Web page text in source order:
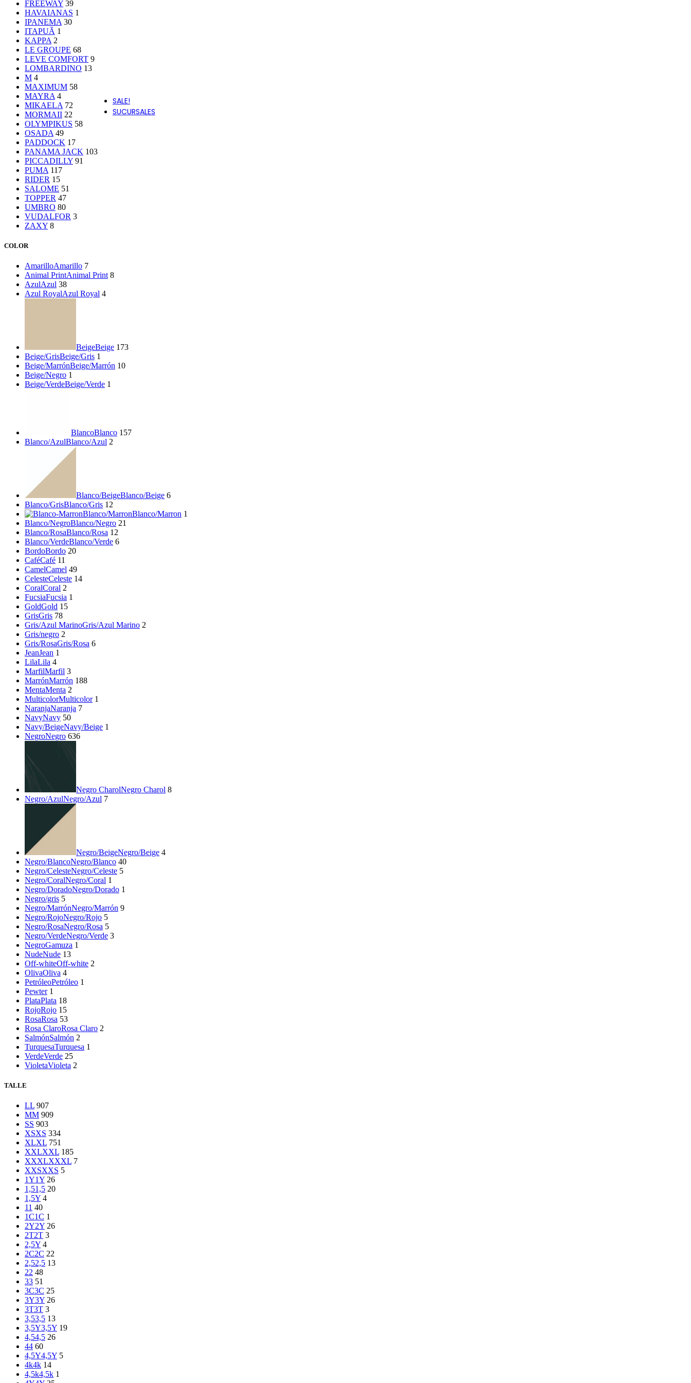
SALE!
SUCURSALES
FREEWAY 39
HAVAIANAS 1
IPANEMA 30
ITAPUÃ 1
KAPPA 2
LE GROUPE 68
LEVE COMFORT 9
LOMBARDINO 13
M 4
MAXIMUM 58
MAYRA 4
MIKAELA 72
MORMAII 22
OLYMPIKUS 58
OSADA 49
PADDOCK 17
PANAMA JACK 103
PICCADILLY 91
PUMA 117
RIDER 15
SALOME 51
TOPPER 47
UMBRO 80
VUDALFOR 3
ZAXY 8
COLOR
AmarilloAmarillo 7
Animal PrintAnimal Print 8
AzulAzul 38
Azul RoyalAzul Royal 4
BeigeBeige 173
Beige/GrisBeige/Gris 1
Beige/MarrónBeige/Marrón 10
Beige/Negro 1
Beige/VerdeBeige/Verde 1
BlancoBlanco 157
Blanco/AzulBlanco/Azul 2
Blanco/BeigeBlanco/Beige 6
Blanco/GrisBlanco/Gris 12
Blanco/MarronBlanco/Marron 1
Blanco/NegroBlanco/Negro 21
Blanco/RosaBlanco/Rosa 12
Blanco/VerdeBlanco/Verde 6
BordoBordo 20
CaféCafé 11
CamelCamel 49
CelesteCeleste 14
CoralCoral 2
FucsiaFucsia 1
GoldGold 15
GrisGris 78
Gris/Azul MarinoGris/Azul Marino 2
Gris/negro 2
Gris/RosaGris/Rosa 6
JeanJean 1
LilaLila 4
MarfilMarfil 3
MarrónMarrón 188
MentaMenta 2
MulticolorMulticolor 1
NaranjaNaranja 7
NavyNavy 50
Navy/BeigeNavy/Beige 1
NegroNegro 636
Negro CharolNegro Charol 8
Negro/AzulNegro/Azul 7
Negro/BeigeNegro/Beige 4
Negro/BlancoNegro/Blanco 40
Negro/CelesteNegro/Celeste 5
Negro/CoralNegro/Coral 1
Negro/DoradoNegro/Dorado 1
Negro/gris 5
Negro/MarrónNegro/Marrón 9
Negro/RojoNegro/Rojo 5
Negro/RosaNegro/Rosa 5
Negro/VerdeNegro/Verde 3
NegroGamuza 1
NudeNude 13
Off-whiteOff-white 2
OlivaOliva 4
PetróleoPetróleo 1
Pewter 1
PlataPlata 18
RojoRojo 15
RosaRosa 53
Rosa ClaroRosa Claro 2
SalmónSalmón 2
TurquesaTurquesa 1
VerdeVerde 25
VioletaVioleta 2
TALLE
LL 907
MM 909
SS 903
XSXS 334
XLXL 751
XXLXXL 185
XXXLXXXL 7
XXSXXS 5
1Y1Y 26
1,51,5 20
1,5Y 4
11 40
1C1C 1
2Y2Y 26
2T2T 3
2,5Y 4
2C2C 22
2,52,5 13
22 48
33 51
3C3C 25
3Y3Y 26
3T3T 3
3,53,5 13
3,5Y3,5Y 19
4,54,5 26
44 60
4,5Y4,5Y 5
4k4k 14
4,5k4,5k 1